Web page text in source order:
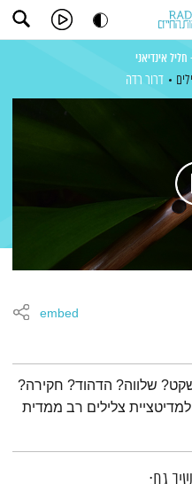
אינדיאני
דרור רדה
embed
שלווה? הדהוד? חקירה?
צלילים רב ממדית